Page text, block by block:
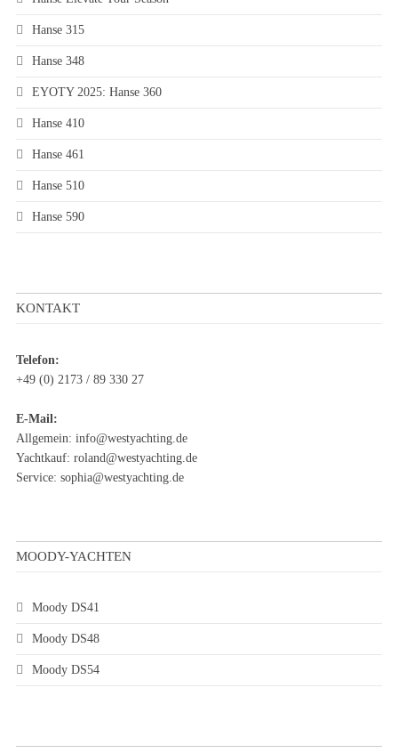
Hanse 315
Hanse 348
EYOTY 2025: Hanse 360
Hanse 410
Hanse 461
Hanse 510
Hanse 590
KONTAKT
Telefon:
+49 (0) 2173 / 89 330 27
E-Mail:
Allgemein: info@westyachting.de
Yachtkauf: roland@westyachting.de
Service: sophia@westyachting.de
MOODY-YACHTEN
Moody DS41
Moody DS48
Moody DS54